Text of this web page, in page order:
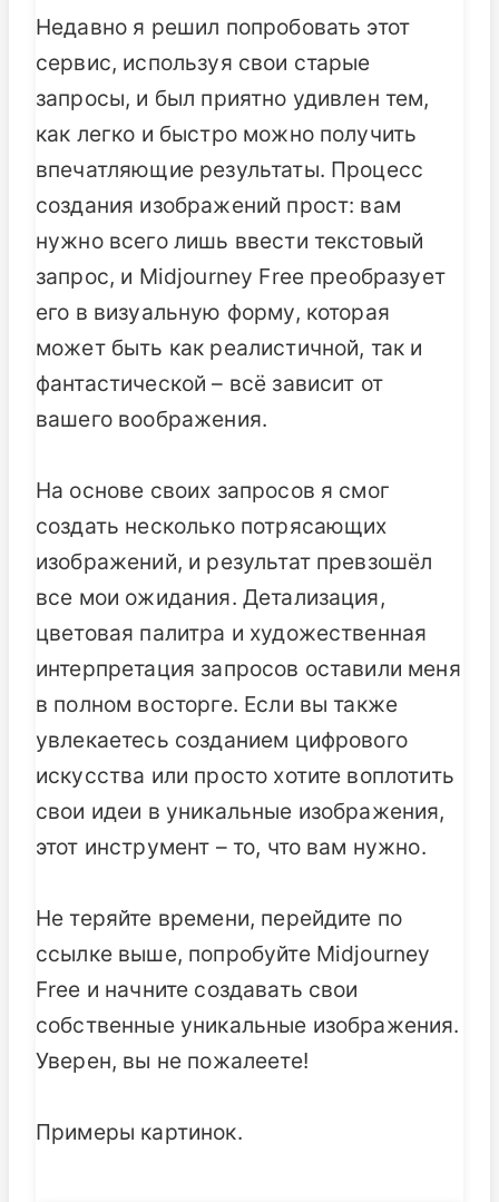
Недавно я решил попробовать этот
сервис, используя свои старые
запросы, и был приятно удивлен тем,
как легко и быстро можно получить
впечатляющие результаты. Процесс
создания изображений прост: вам
нужно всего лишь ввести текстовый
запрос, и Midjourney Free преобразует
его в визуальную форму, которая
может быть как реалистичной, так и
фантастической – всё зависит от
вашего воображения.
На основе своих запросов я смог
создать несколько потрясающих
изображений, и результат превзошёл
все мои ожидания. Детализация,
цветовая палитра и художественная
интерпретация запросов оставили меня
в полном восторге. Если вы также
увлекаетесь созданием цифрового
искусства или просто хотите воплотить
свои идеи в уникальные изображения,
этот инструмент – то, что вам нужно.
Не теряйте времени, перейдите по
ссылке выше, попробуйте Midjourney
Free и начните создавать свои
собственные уникальные изображения.
Уверен, вы не пожалеете!
Примеры картинок.